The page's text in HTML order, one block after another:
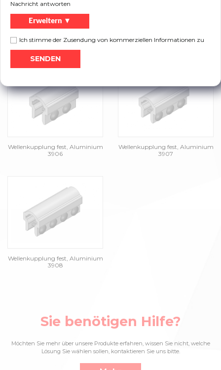
Nachricht antworten
Erweitern ▼
Ich stimme der Zusendung von kommerziellen Informationen zu
Wellenkupplung fest, Gussstahl
3905
Wellenkupplung fest, Aluminium
Wellenkupplung fest, Aluminium
3906
Wellenkupplung fest, Aluminium
3907
Wellenkupplung fest, Aluminium
3908
Sie benötigen Hilfe?
Möchten Sie mehr über unsere Produkte erfahren, wissen Sie nicht, welche
Lösung Sie wählen sollen, kontaktieren Sie uns bitte.